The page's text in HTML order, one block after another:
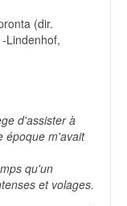
(dir.
Lindenhof,
d'assister à
époque m'avait
qu'un
et volages.